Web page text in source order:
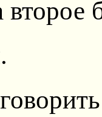
второе